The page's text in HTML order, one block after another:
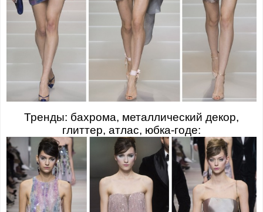
Тренды: бахрома, металлический декор,
глиттер, атлас, юбка-годе: